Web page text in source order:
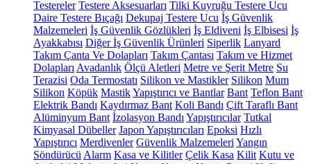
Testereler Testere Aksesuarları Tilki Kuyruğu Testere Ucu
Daire Testere Bıçağı Dekupaj Testere Ucu İş Güvenlik
Malzemeleri İş Güvenlik Gözlükleri İş Eldiveni İş Elbisesi İş
Ayakkabısı Diğer İş Güvenlik Ürünleri Siperlik Lanyard
Takım Çanta Ve Dolapları Takım Çantası Takım ve Hizmet
Dolapları Avadanlık Ölçü Aletleri Metre ve Şerit Metre Su
Terazisi Oda Termostatı Silikon ve Mastikler Silikon Mum
Silikon Köpük MastikYapıştırıcı ve Bantlar Bant Teflon Bant
Elektrik Bandı Kaydırmaz Bant Koli Bandı Çift Taraflı Bant
Alüminyum Bant İzolasyon Bandı Yapıştırıcılar Tutkal
Kimyasal Dübeller Japon Yapıştırıcıları Epoksi Hızlı
Yapıştırıcı Merdivenler Güvenlik Malzemeleri Yangın
Söndürücü Alarm Kasa ve Kilitler Çelik Kasa Kilit Kutu ve